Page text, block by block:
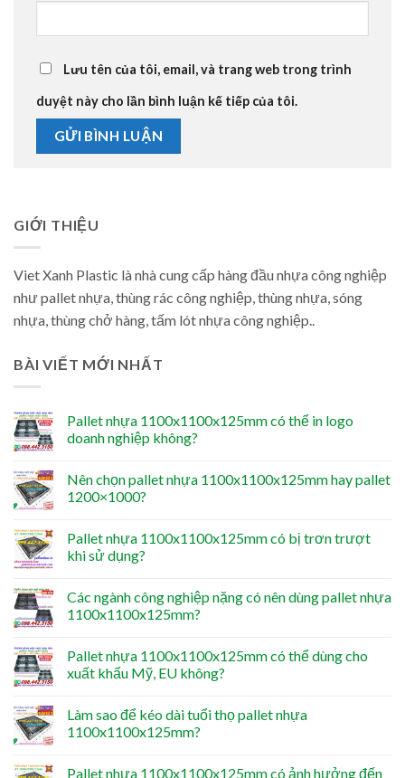
Lưu tên của tôi, email, và trang web trong trình
duyệt này cho lần bình luận kế tiếp của tôi.
GIỚI THIỆU
Viet Xanh Plastic là nhà cung cấp hàng đầu nhựa công nghiệp
như pallet nhựa, thùng rác công nghiệp, thùng nhựa, sóng
nhựa, thùng chở hàng, tấm lót nhựa công nghiệp..
BÀI VIẾT MỚI NHẤT
Pallet nhựa 1100x1100x125mm có thể in logo
doanh nghiệp không?
Nên chọn pallet nhựa 1100x1100x125mm hay pallet
1200×1000?
Pallet nhựa 1100x1100x125mm có bị trơn trượt
khi sử dụng?
Các ngành công nghiệp nặng có nên dùng pallet nhựa
1100x1100x125mm?
Pallet nhựa 1100x1100x125mm có thể dùng cho
xuất khẩu Mỹ, EU không?
Làm sao để kéo dài tuổi thọ pallet nhựa
1100x1100x125mm?
Pallet nhựa 1100x1100x125mm có ảnh hưởng đến